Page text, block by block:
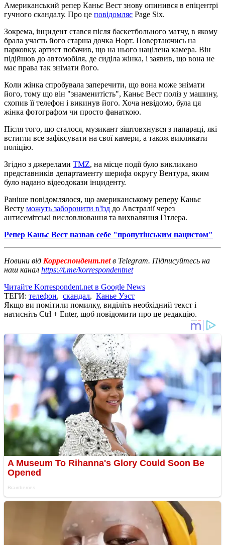
Американський репер Каньє Вест знову опинився в епіцентрі
гучного скандалу. Про це повідомляє Page Six.
Зокрема, інцидент стався після баскетбольного матчу, в якому
брала участь його старша дочка Норт. Повертаючись на
парковку, артист побачив, що на нього націлена камера. Він
підійшов до автомобіля, де сиділа жінка, і заявив, що вона не
має права так знімати його.
Коли жінка спробувала заперечити, що вона може знімати
його, тому що він "знаменитість", Каньє Вест поліз у машину,
схопив її телефон і викинув його. Хоча невідомо, була ця
жінка фотографом чи просто фанаткою.
Після того, що сталося, музикант зіштовхнувся з папараці, які
встигли все зафіксувати на свої камери, а також викликати
поліцію.
Згідно з джерелами TMZ, на місце події було викликано
представників департаменту шерифа округу Вентура, яким
було надано відеодокази інциденту.
Раніше повідомлялося, що американському реперу Каньє
Весту можуть заборонити в'їзд до Австралії через
антисемітські висловлювання та вихваляння Гітлера.
Репер Каньє Вест назвав себе "пропутінським нацистом"
Новини від Корреспондент.netв Telegram. Підписуйтесь на
наш канал https://t.me/korrespondentnet
Читайте Korrespondent.net в Google News
ТЕГИ: телефон, скандал, Канье Уэст
Якщо ви помітили помилку, виділіть необхідний текст і
натисніть Ctrl + Enter, щоб повідомити про це редакцію.